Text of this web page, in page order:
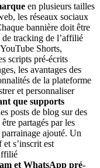
en plusieurs tailles
les réseaux sociaux
bannière doit être
de tracking de l’affilié
Shorts,
scripts pré-écrits
les avantages des
de la plateforme
et personnaliser
que supports
posts de blog sur des
partagés par les
ajouté. Un
s’inscrit est
et WhatsApp pré-